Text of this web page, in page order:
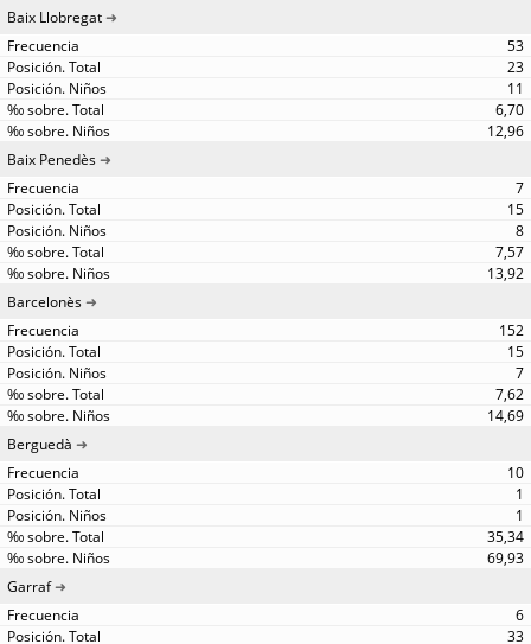
Baix Llobregat
53
23
11
6,70
12,96
Baix Penedès
7
15
8
7,57
13,92
Barcelonès
152
15
7
7,62
14,69
Berguedà
10
1
1
35,34
69,93
Garraf
6
33